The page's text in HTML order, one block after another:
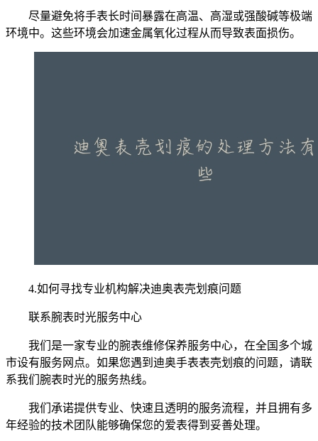
尽量避免将手表长时间暴露在高温、高湿或强酸碱等极端
环境中。这些环境会加速金属氧化过程从而导致表面损伤。
4.如何寻找专业机构解决迪奥表壳划痕问题
联系腕表时光服务中心
我们是一家专业的腕表维修保养服务中心，在全国多个城
市设有服务网点。如果您遇到迪奥手表表壳划痕的问题，请联
系我们腕表时光的服务热线。
我们承诺提供专业、快速且透明的服务流程，并且拥有多
年经验的技术团队能够确保您的爱表得到妥善处理。